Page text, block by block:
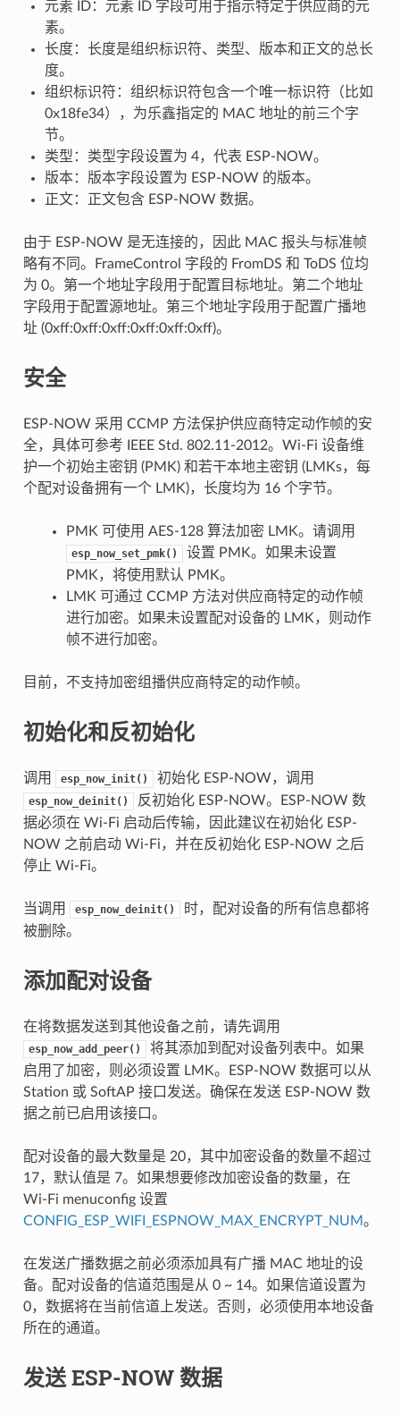
元素 ID：元素 ID 字段可用于指示特定于供应商的元
素。
长度：长度是组织标识符、类型、版本和正文的总长
度。
组织标识符：组织标识符包含一个唯一标识符（比如
0x18fe34），为乐鑫指定的 MAC 地址的前三个字
节。
类型：类型字段设置为 4，代表 ESP-NOW。
版本：版本字段设置为 ESP-NOW 的版本。
正文：正文包含 ESP-NOW 数据。
由于 ESP-NOW 是无连接的，因此 MAC 报头与标准帧
略有不同。FrameControl 字段的 FromDS 和 ToDS 位均
为 0。第一个地址字段用于配置目标地址。第二个地址
字段用于配置源地址。第三个地址字段用于配置广播地
址 (0xff:0xff:0xff:0xff:0xff:0xff)。
安全
ESP-NOW 采用 CCMP 方法保护供应商特定动作帧的安
全，具体可参考 IEEE Std. 802.11-2012。Wi-Fi 设备维
护一个初始主密钥 (PMK) 和若干本地主密钥 (LMKs，每
个配对设备拥有一个 LMK)，长度均为 16 个字节。
PMK 可使用 AES-128 算法加密 LMK。请调用
esp_now_set_pmk()
设置 PMK。如果未设置
PMK，将使用默认 PMK。
LMK 可通过 CCMP 方法对供应商特定的动作帧
进行加密。如果未设置配对设备的 LMK，则动作
帧不进行加密。
目前，不支持加密组播供应商特定的动作帧。
初始化和反初始化
调用 esp_now_init() 初始化 ESP-NOW，调用
esp_now_deinit()
反初始化 ESP-NOW。ESP-NOW 数
据必须在 Wi-Fi 启动后传输，因此建议在初始化 ESP-
NOW 之前启动 Wi-Fi，并在反初始化 ESP-NOW 之后
停止 Wi-Fi。
当调用 esp_now_deinit()
时，配对设备的所有信息都将
被删除。
添加配对设备
在将数据发送到其他设备之前，请先调用
esp_now_add_peer()
将其添加到配对设备列表中。如果
启用了加密，则必须设置 LMK。ESP-NOW 数据可以从
Station 或 SoftAP 接口发送。确保在发送 ESP-NOW 数
据之前已启用该接口。
配对设备的最大数量是 20，其中加密设备的数量不超过
17，默认值是 7。如果想要修改加密设备的数量，在
Wi-Fi menuconfig 设置
CONFIG_ESP_WIFI_ESPNOW_MAX_ENCRYPT_NUM。
在发送广播数据之前必须添加具有广播 MAC 地址的设
备。配对设备的信道范围是从 0 ~ 14。如果信道设置为
0，数据将在当前信道上发送。否则，必须使用本地设备
所在的通道。
发送 ESP-NOW 数据